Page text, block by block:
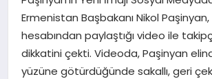
YAŞAM
Ermenistan Başbakanı Nikol
hesabından paylaştığı video ile
dikkatini çekti. Videoda, Paşinyan
yüzüne götürdüğünde sakallı, geri